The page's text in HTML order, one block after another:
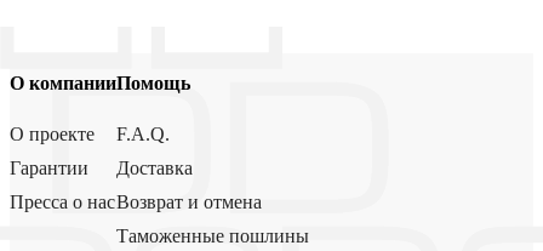
О компании
О проекте
Гарантии
Пресса о нас
Помощь
F.A.Q.
Доставка
Возврат и отмена
Таможенные пошлины